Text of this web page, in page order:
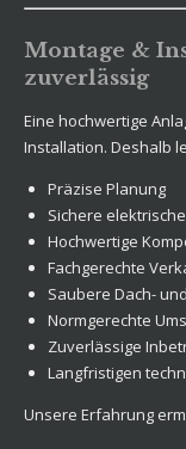
Montage &
zuverlässig
Eine hochwertige
Installation. Deshalb
Präzise Planung
Sichere
Hochwertige
Fachgerechte
Saubere Dach-
Normgerechte
Zuverlässige
Langfristigen
Unsere Erfahrung